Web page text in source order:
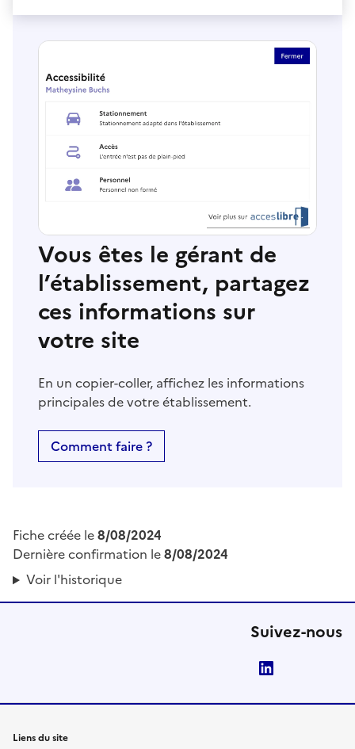
Vous êtes le gérant de
l’établissement, partagez
ces informations sur
votre site
En un copier-coller, affichez les informations
principales de votre établissement.
Comment faire ?
Fiche créée le8/08/2024
Dernière confirmation le8/08/2024
Voir l'historique
Suivez-nous
Liens du site